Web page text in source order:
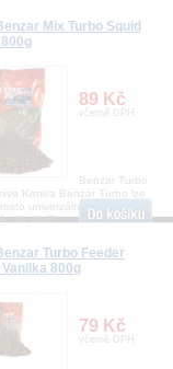
Mix Turbo Squid
89 Kč
včetně DPH
Benzar Turbo
Krmiva Benzar Turbo lze
univerzální, jsou to
ale skvěl
Turbo Feeder
800g
79 Kč
včetně DPH